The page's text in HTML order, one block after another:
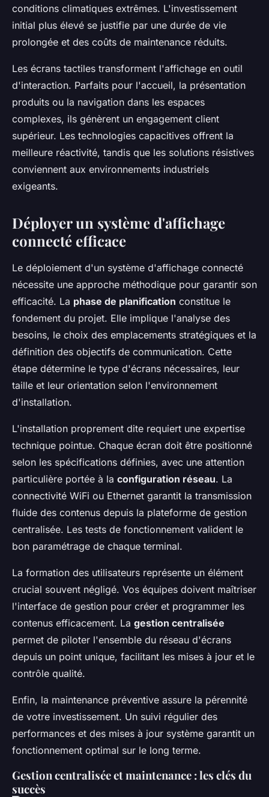
conditions climatiques extrêmes. L'investissement
initial plus élevé se justifie par une durée de vie
prolongée et des coûts de maintenance réduits.
Les écrans tactiles transforment l'affichage en outil
d'interaction. Parfaits pour l'accueil, la présentation
produits ou la navigation dans les espaces
complexes, ils génèrent un engagement client
supérieur. Les technologies capacitives offrent la
meilleure réactivité, tandis que les solutions résistives
conviennent aux environnements industriels
exigeants.
Déployer un système d'affichage
connecté efficace
Le déploiement d'un système d'affichage connecté
nécessite une approche méthodique pour garantir son
efficacité. La phase de planification constitue le
fondement du projet. Elle implique l'analyse des
besoins, le choix des emplacements stratégiques et la
définition des objectifs de communication. Cette
étape détermine le type d'écrans nécessaires, leur
taille et leur orientation selon l'environnement
d'installation.
L'installation proprement dite requiert une expertise
technique pointue. Chaque écran doit être positionné
selon les spécifications définies, avec une attention
particulière portée à la configuration réseau. La
connectivité WiFi ou Ethernet garantit la transmission
fluide des contenus depuis la plateforme de gestion
centralisée. Les tests de fonctionnement valident le
bon paramétrage de chaque terminal.
La formation des utilisateurs représente un élément
crucial souvent négligé. Vos équipes doivent maîtriser
l'interface de gestion pour créer et programmer les
contenus efficacement. La gestion centralisée
permet de piloter l'ensemble du réseau d'écrans
depuis un point unique, facilitant les mises à jour et le
contrôle qualité.
Enfin, la maintenance préventive assure la pérennité
de votre investissement. Un suivi régulier des
performances et des mises à jour système garantit un
fonctionnement optimal sur le long terme.
Gestion centralisée et maintenance : les clés du
succès